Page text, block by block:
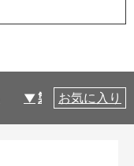
製品仕様
お気に入り